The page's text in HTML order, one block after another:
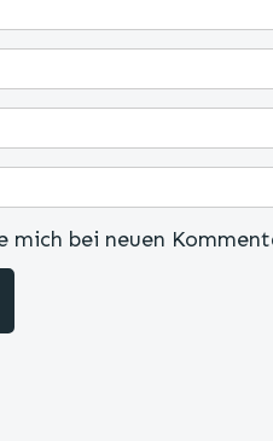
mich bei neuen